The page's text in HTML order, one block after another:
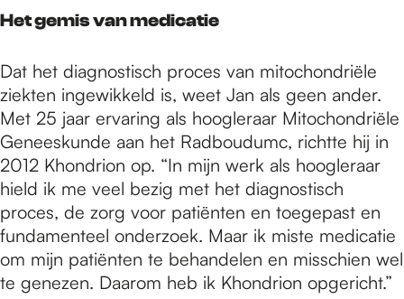
Het gemis van medicatie
Dat het diagnostisch proces van mitochondriële
ziekten ingewikkeld is, weet Jan als geen ander.
Met 25 jaar ervaring als hoogleraar Mitochondriële
Geneeskunde aan het Radboudumc, richtte hij in
2012 Khondrion op. “In mijn werk als hoogleraar
hield ik me veel bezig met het diagnostisch
proces, de zorg voor patiënten en toegepast en
fundamenteel onderzoek. Maar ik miste medicatie
om mijn patiënten te behandelen en misschien wel
te genezen. Daarom heb ik Khondrion opgericht.”